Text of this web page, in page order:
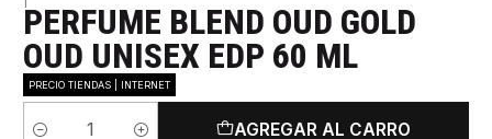
PERFUME BLEND OUD GOLD
OUD UNISEX EDP 60 ML
PRECIO TIENDAS | INTERNET
AGREGAR AL CARRO